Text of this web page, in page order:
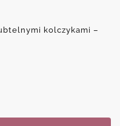
kolczykami –